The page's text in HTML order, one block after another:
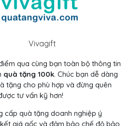
Vivagift
qua cùng bạn toàn bộ thông tin
quà tặng 100k. Chúc bạn dễ dàng
tặng cho phù hợp và đừng quên
tư vấn kỹ hơn!
cấp quà tặng doanh nghiệp ý
giá gốc và đảm bảo chế độ bảo